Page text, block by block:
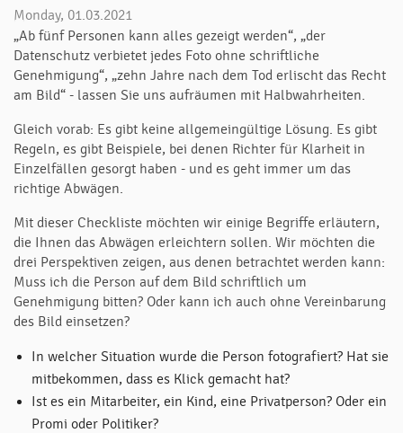
Monday, 01.03.2021
„Ab fünf Personen kann alles gezeigt werden“, „der
Datenschutz verbietet jedes Foto ohne schriftliche
Genehmigung“, „zehn Jahre nach dem Tod erlischt das Recht
am Bild“ - lassen Sie uns aufräumen mit Halbwahrheiten.
Gleich vorab: Es gibt keine allgemeingültige Lösung. Es gibt
Regeln, es gibt Beispiele, bei denen Richter für Klarheit in
Einzelfällen gesorgt haben - und es geht immer um das
richtige Abwägen.
Mit dieser Checkliste möchten wir einige Begriffe erläutern,
die Ihnen das Abwägen erleichtern sollen. Wir möchten die
drei Perspektiven zeigen, aus denen betrachtet werden kann:
Muss ich die Person auf dem Bild schriftlich um
Genehmigung bitten? Oder kann ich auch ohne Vereinbarung
des Bild einsetzen?
In welcher Situation wurde die Person fotografiert? Hat sie
mitbekommen, dass es Klick gemacht hat?
Ist es ein Mitarbeiter, ein Kind, eine Privatperson? Oder ein
Promi oder Politiker?